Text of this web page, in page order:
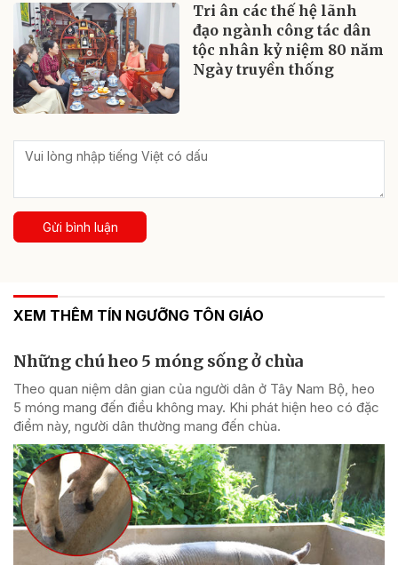
Tri ân các thế hệ lãnh
đạo ngành công tác dân
tộc nhân kỷ niệm 80 năm
Ngày truyền thống
Gửi bình luận
XEM THÊM TÍN NGƯỠNG TÔN GIÁO
Những chú heo 5 móng sống ở chùa
Theo quan niệm dân gian của người dân ở Tây Nam Bộ, heo
5 móng mang đến điều không may. Khi phát hiện heo có đặc
điểm này, người dân thường mang đến chùa.